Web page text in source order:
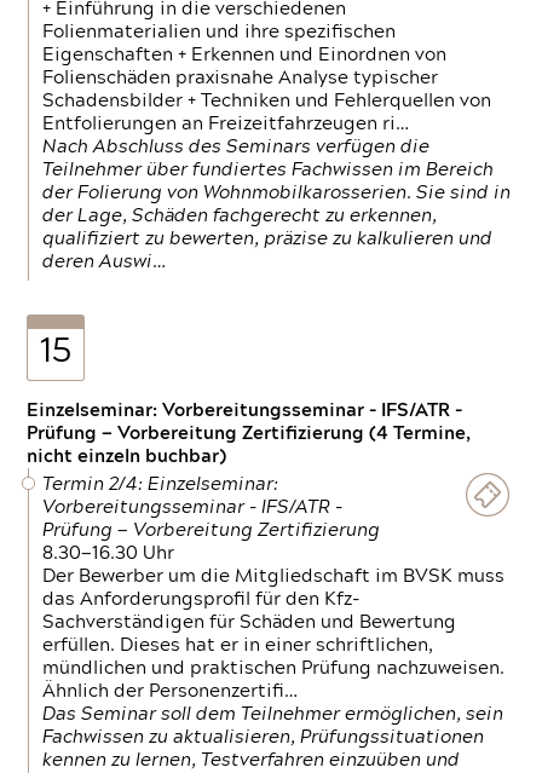
+ Einführung in die verschiedenen
Folienmaterialien und ihre spezifischen
Eigenschaften + Erkennen und Einordnen von
Folienschäden praxisnahe Analyse typischer
Schadensbilder + Techniken und Fehlerquellen von
Entfolierungen an Freizeitfahrzeugen ri…
Nach Abschluss des Seminars verfügen die
Teilnehmer über fundiertes Fachwissen im Bereich
der Folierung von Wohnmobilkarosserien. Sie sind in
der Lage, Schäden fachgerecht zu erkennen,
qualifiziert zu bewerten, präzise zu kalkulieren und
deren Auswi…
15
Einzelseminar: Vorbereitungsseminar - IFS/ATR -
Prüfung — Vorbereitung Zertifizierung (4 Termine,
nicht einzeln buchbar)
Termin 2/4: Einzelseminar:
Vorbereitungsseminar - IFS/ATR -
Prüfung — Vorbereitung Zertifizierung
8.30—16.30 Uhr
Der Bewerber um die Mitgliedschaft im BVSK muss
das Anforderungsprofil für den Kfz-
Sachverständigen für Schäden und Bewertung
erfüllen. Dieses hat er in einer schriftlichen,
mündlichen und praktischen Prüfung nachzuweisen.
Ähnlich der Personenzertifi…
Das Seminar soll dem Teilnehmer ermöglichen, sein
Fachwissen zu aktualisieren, Prüfungssituationen
kennen zu lernen, Testverfahren einzuüben und